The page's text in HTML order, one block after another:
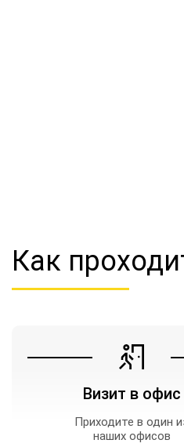
Как
Визит в офис
Приходите в один
наших офисов